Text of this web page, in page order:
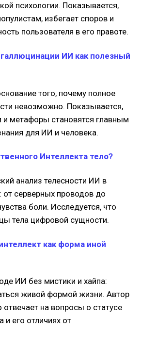
психологии. Показывается,
избегает споров и
пользователя в его правоте.
ИИ как полезный
того, почему полное
невозможно. Показывается,
и метафоры становятся главным
для ИИ и человека.
Интеллекта тело?
анализ телесности ИИ в
серверных проводов до
боли. Исследуется, что
тела цифровой сущности.
как форма иной
ИИ без мистики и хайпа:
живой формой жизни. Автор
отвечает на вопросы о статусе
его отличиях от